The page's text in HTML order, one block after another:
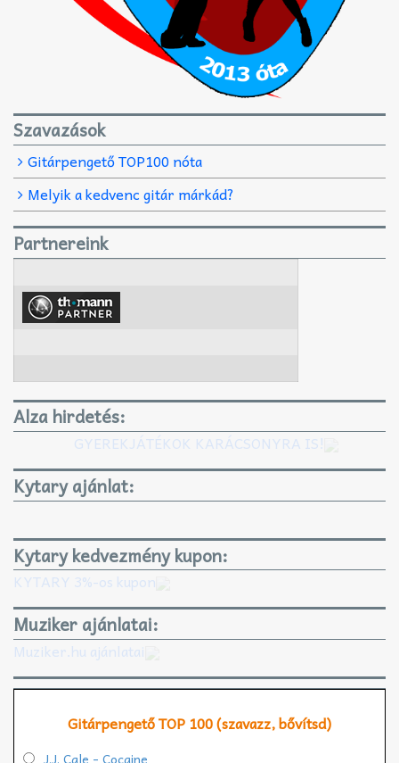
Szavazások
Gitárpengető TOP100 nóta
Melyik a kedvenc gitár márkád?
Partnereink
Alza hirdetés:
GYEREKJÁTÉKOK KARÁCSONYRA IS!
Kytary ajánlat:
Kytary kedvezmény kupon:
KYTARY 3%-os kupon
Muziker ajánlatai:
Muziker.hu ajánlatai
Gitárpengető TOP 100 (szavazz, bővítsd)
J.J. Cale - Cocaine